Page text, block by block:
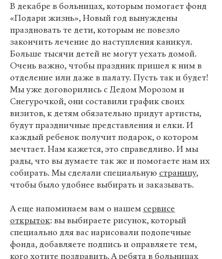
В декабре в больницах, которым помогает фонд
«Подари жизнь», Новый год вынуждены
праздновать те дети, которым не повезло
закончить лечение до наступления каникул.
Больше тысячи детей не могут уехать домой.
Очень важно, чтобы праздник пришел к ним в
отделение или даже в палату. Пусть так и будет!
Мы уже договорились с Дедом Морозом и
Снегурочкой, они составили график своих
визитов, к детям обязательно придут артисты,
будут праздничные представления и елки. И
каждый ребенок получит подарок, о котором
мечтает. Нам кажется, это справедливо. И мы
рады, что вы думаете так же и помогаете нам их
собирать. Мы сделали специальную страницу,
чтобы было удобнее выбирать и заказывать.
А еще напоминаем вам о нашем сервисе
открыток: вы выбираете рисунок, который
специально для вас нарисовали подопечные
фонда, добавляете подпись и оправляете тем,
кого хотите поздравить. А ребята в больницах